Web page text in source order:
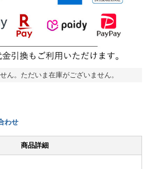
ん。ただいま在庫がございません。
わせ
商品詳細